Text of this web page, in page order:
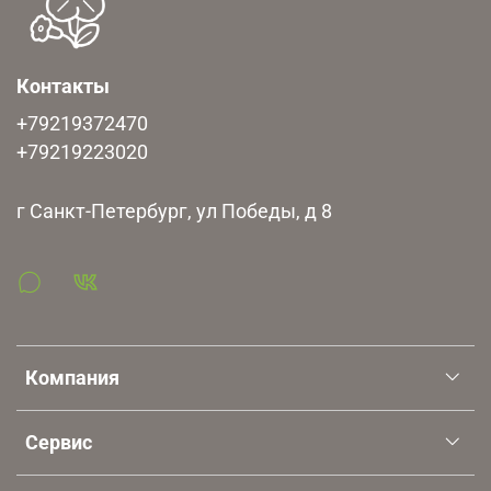
Бесплатное хранение 7 дней, далее хранение платное
из расчета 50 рублей за единицу товара
Компания
Сервис
Контакты
+79219372470
+79219223020
г Санкт-Петербург, ул Победы, д 8